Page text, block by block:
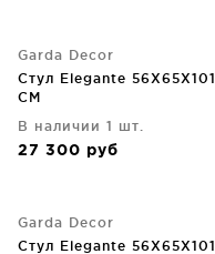
Garda Decor
Стул Elegante 56X65X101
CM
В наличии 1 шт.
27 300 руб
Garda Decor
Стул Elegante 56X65X101